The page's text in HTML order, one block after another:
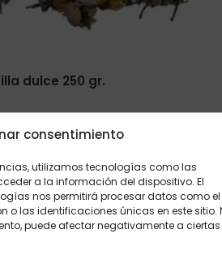
consentimiento
utilizamos tecnologías como las
a la información del dispositivo. El
nos permitirá procesar datos como el
o las identificaciones únicas en este sitio.
puede afectar negativamente a ciertas
dulce 250 gr.
formato
Añadir al carrito